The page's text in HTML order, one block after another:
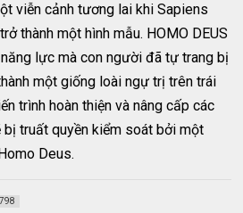
viễn cảnh tương lai khi Sapiens
thành một hình mẫu. HOMO DEUS
lực mà con người đã tự trang bị
một giống loài ngự trị trên trái
trình hoàn thiện và nâng cấp các
truất quyền kiểm soát bởi một
Deus.